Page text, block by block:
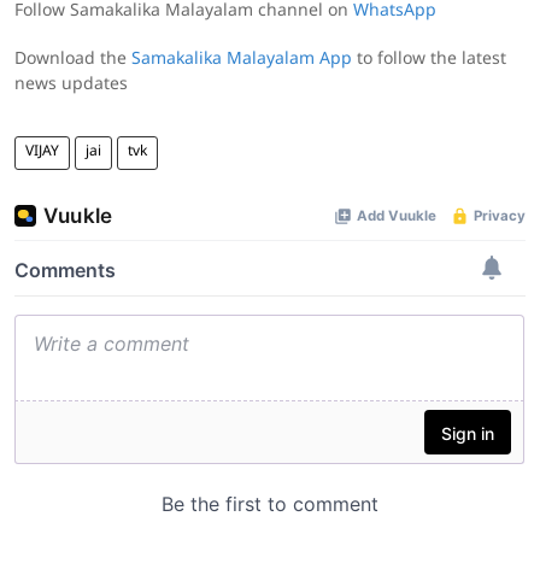
Follow Samakalika Malayalam channel on WhatsApp
Download the Samakalika Malayalam App to follow the latest
news updates
VIJAY jai tvk